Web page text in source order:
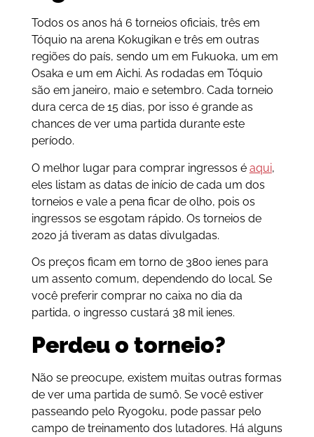
Todos os anos há 6 torneios oficiais, três em
Tóquio na arena Kokugikan e três em outras
regiões do país, sendo um em Fukuoka, um em
Osaka e um em Aichi. As rodadas em Tóquio
são em janeiro, maio e setembro. Cada torneio
dura cerca de 15 dias, por isso é grande as
chances de ver uma partida durante este
período.
O melhor lugar para comprar ingressos é aqui,
eles listam as datas de início de cada um dos
torneios e vale a pena ficar de olho, pois os
ingressos se esgotam rápido. Os torneios de
2020 já tiveram as datas divulgadas.
Os preços ficam em torno de 3800 ienes para
um assento comum, dependendo do local. Se
você preferir comprar no caixa no dia da
partida, o ingresso custará 38 mil ienes.
Perdeu o torneio?
Não se preocupe, existem muitas outras formas
de ver uma partida de sumô. Se você estiver
passeando pelo Ryogoku, pode passar pelo
campo de treinamento dos lutadores. Há alguns